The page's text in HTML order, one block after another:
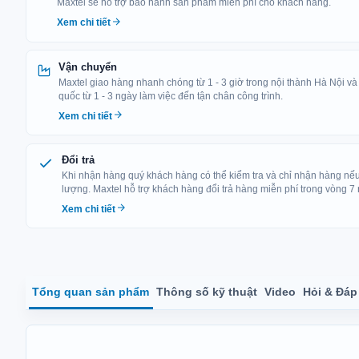
Maxtel sẽ hỗ trợ bảo hành sản phẩm miễn phí cho khách hàng.
Xem chi tiết
Vận chuyển
Maxtel giao hàng nhanh chóng từ 1 - 3 giờ trong nội thành Hà Nội và
quốc từ 1 - 3 ngày làm việc đến tận chân công trình.
Xem chi tiết
Đổi trả
Khi nhận hàng quý khách hàng có thể kiểm tra và chỉ nhận hàng
lượng. Maxtel hỗ trợ khách hàng đổi trả hàng miễn phí trong vòng
Xem chi tiết
Tổng quan sản phẩm Thông số kỹ thuật Video Hỏi & Đáp